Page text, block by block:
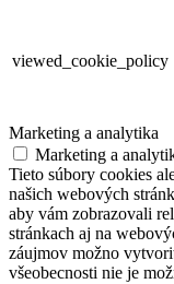
viewed_cookie_policy
Marketing a analytika
Marketing a
Tieto súbory cookies
našich webových
aby vám zobrazovali
stránkach aj na
záujmov možno
všeobecnosti nie je